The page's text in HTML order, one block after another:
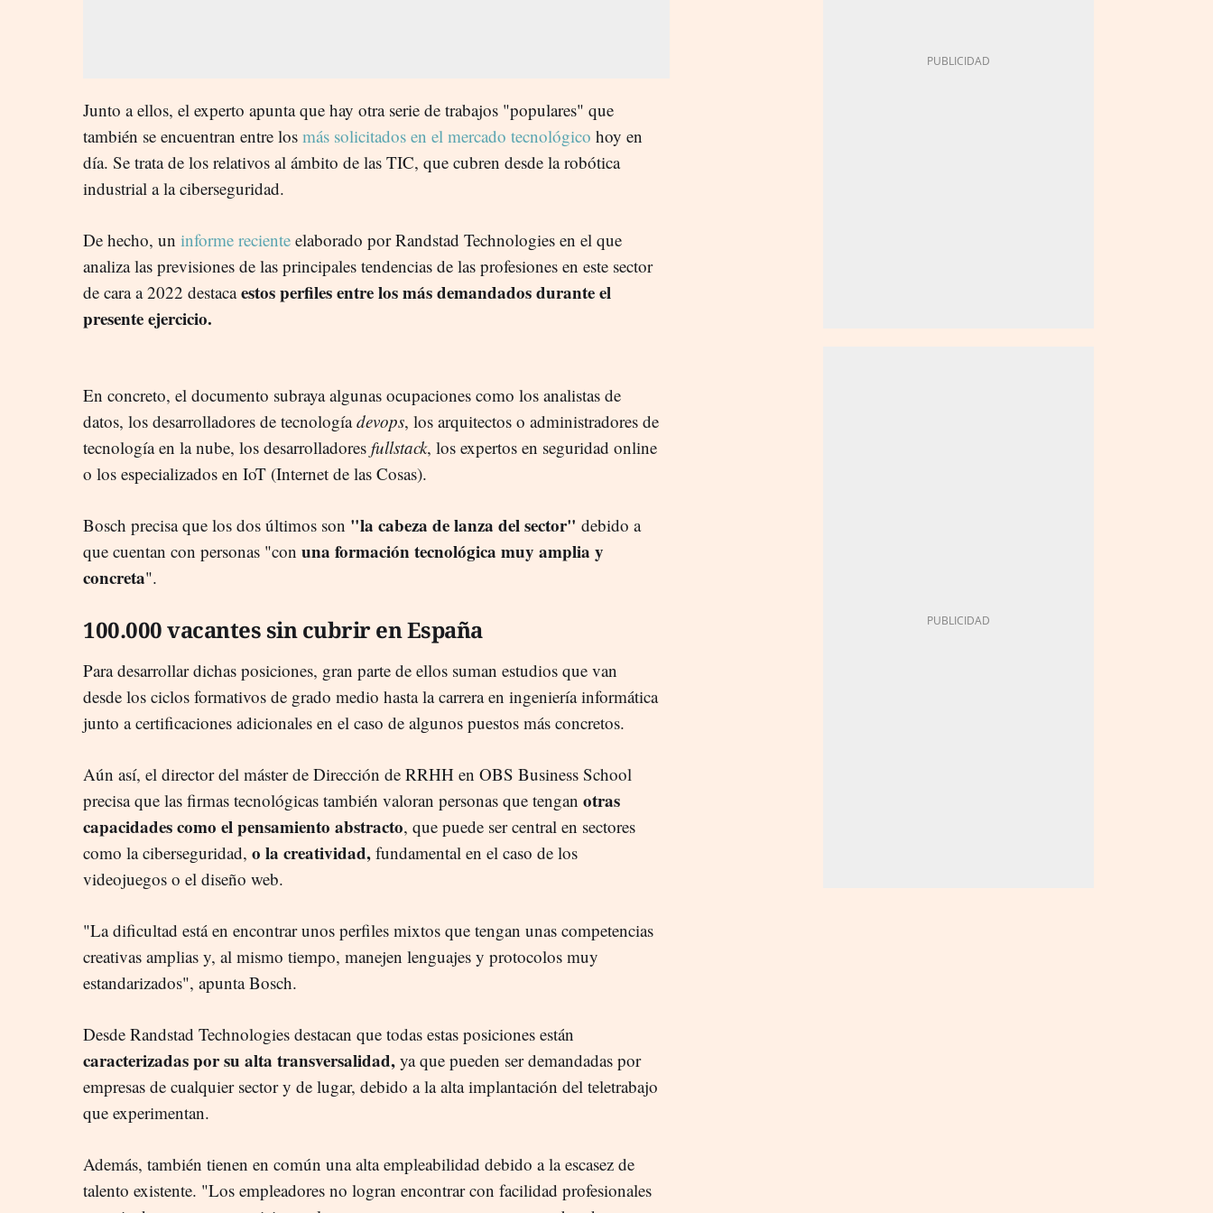
Junto a ellos, el experto apunta que hay otra serie de trabajos "populares" que
también se encuentran entre los más solicitados en el mercado tecnológico hoy en
día. Se trata de los relativos al ámbito de las TIC, que cubren desde la robótica
industrial a la ciberseguridad.
De hecho, un informe reciente elaborado por Randstad Technologies en el que
analiza las previsiones de las principales tendencias de las profesiones en este sector
de cara a 2022 destacaestos perfiles entre los más demandados durante el
presente ejercicio.
En concreto, el documento subraya algunas ocupaciones como los analistas de
datos, los desarrolladores de tecnologíadevops, los arquitectos o administradores de
tecnología en la nube, los desarrolladores fullstack, los expertos en seguridad online
o los especializados en IoT (Internet de las Cosas).
Bosch precisa que los dos últimos son "la cabeza de lanza del sector" debido a
que cuentan con personas "con una formación tecnológica muy amplia y
concreta".
100.000 vacantes sin cubrir en España
Para desarrollar dichas posiciones, gran parte de ellos suman estudios que van
desde los ciclos formativos de grado medio hasta la carrera en ingeniería informática
junto a certificaciones adicionales en el caso de algunos puestos más concretos.
Aún así, el director del máster de Dirección de RRHH en OBS Business School
precisa que las firmas tecnológicas también valoran personas que tengan otras
capacidades como el pensamiento abstracto, que puede ser central en sectores
como la ciberseguridad, o la creatividad, fundamental en el caso de los
videojuegos o el diseño web.
"La dificultad está en encontrar unos perfiles mixtos que tengan unas competencias
creativas amplias y, al mismo tiempo, manejen lenguajes y protocolos muy
estandarizados", apunta Bosch.
Desde Randstad Technologies destacan que todas estas posiciones están
caracterizadas por su alta transversalidad, ya que pueden ser demandadas por
empresas de cualquier sector y de lugar, debido a la alta implantación del teletrabajo
que experimentan.
Además, también tienen en común una alta empleabilidad debido a la escasez de
talento existente. "Los empleadores no logran encontrar con facilidad profesionales